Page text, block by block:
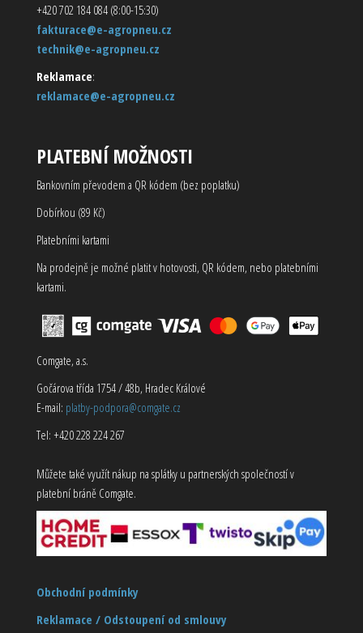
+420 702 184 084 (8:00-15:30)
fakturace@e-agropneu.cz
technik@e-agropneu.cz
Reklamace:
reklamace@e-agropneu.cz
PLATEBNÍ MOŽNOSTI
Bankovním převodem a QR kódem (bez poplatku)
Dobírkou (89 Kč)
Platebními kartami
Na prodejně je možné platit v hotovosti, QR kódem, nebo platebními
kartami.
Comgate, a.s.
Gočárova třída 1754 / 48b, Hradec Králové
E-mail: platby-podpora@comgate.cz
Tel: +420 228 224 267
Můžete také využít nákup na splátky u partnerských společností v
platební bráně Comgate.
Obchodní podmínky
Reklamace / Odstoupení od smlouvy